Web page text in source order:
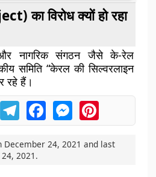
का विरोध क्यों हो रहा
नागरिक संगठन जैसे के-रेल
समिति “केरल की सिल्वरलाइन
रहे हैं।
TelegramFacebookMessengerPinterest
December 24, 2021 and last
2021 .